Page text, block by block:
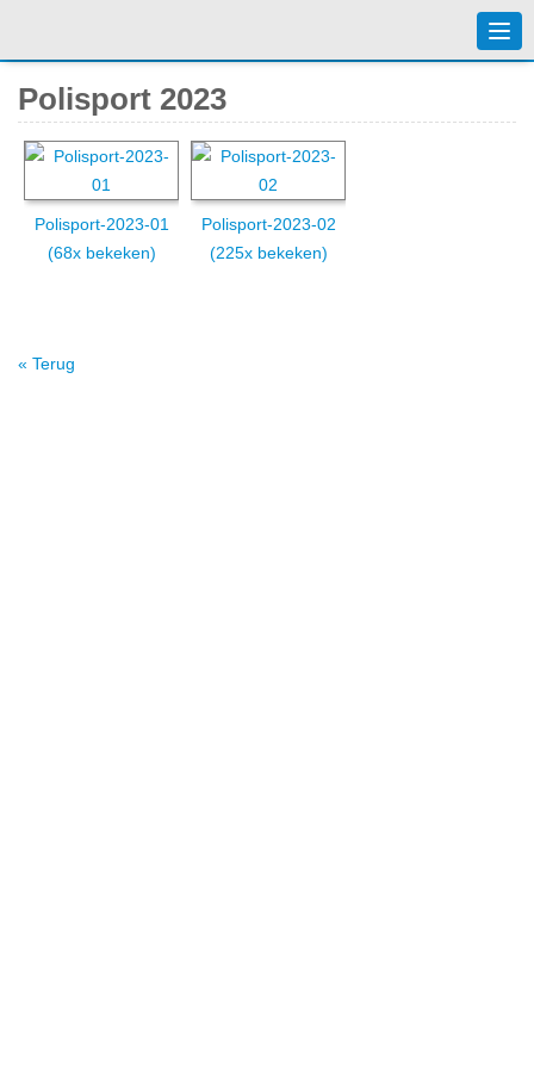
Polisport 2023
Polisport-2023-01
(68x bekeken)
Polisport-2023-02
(225x bekeken)
« Terug